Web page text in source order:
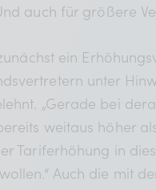
auch für größere
ein
unter
„Gerade bei
weitaus höher
Tariferhöhung in
Auch die mit